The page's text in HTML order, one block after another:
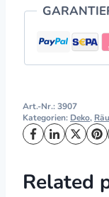
Art.-Nr.:3907
Kategorien: Deko,
Related